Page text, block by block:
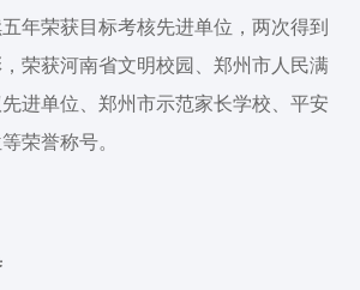
年荣获目标考核先进单位，两次得到
荣获河南省文明校园、郑州市人民满
进单位、郑州市示范家长学校、平安
荣誉称号。